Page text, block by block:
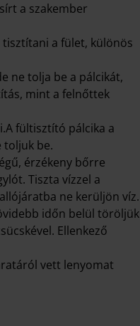
a szakember
a fület, különös
ne tolja be a pálcikát,
mint a felnőttek
fültisztító pálcika a
toljuk be.
érzékeny bőrre
Tiszta vízzel a
ne kerüljön víz.
időn belül töröljük
Ellenkező
vett lenyomat